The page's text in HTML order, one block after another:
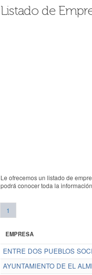
Listado de
Le ofrecemos un listado de
podrá conocer toda la
1
EMPRESA
ENTRE DOS PUEBLOS
AYUNTAMIENTO DE EL